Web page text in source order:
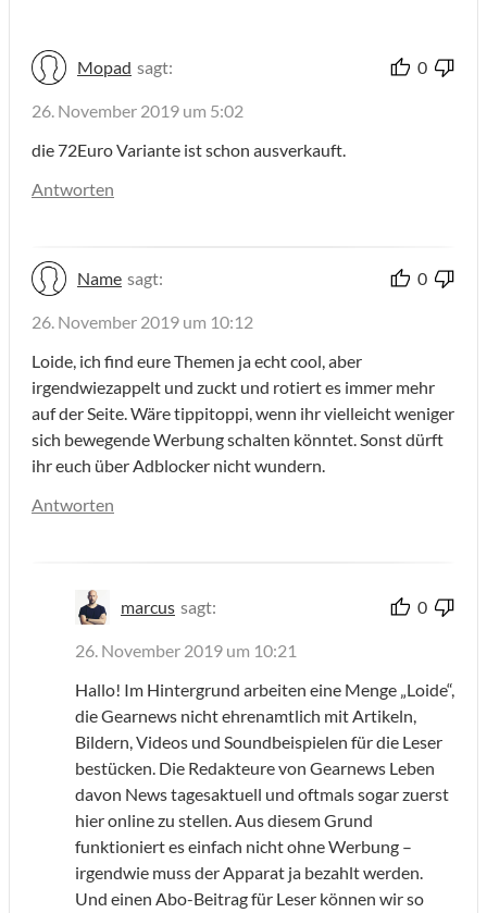
Mopad sagt: 0
26. November 2019 um 5:02
die 72Euro Variante ist schon ausverkauft.
Antworten
Name sagt: 0
26. November 2019 um 10:12
Loide, ich find eure Themen ja echt cool, aber
irgendwiezappelt und zuckt und rotiert es immer mehr
auf der Seite. Wäre tippitoppi, wenn ihr vielleicht weniger
sich bewegende Werbung schalten könntet. Sonst dürft
ihr euch über Adblocker nicht wundern.
Antworten
marcus sagt: 0
26. November 2019 um 10:21
Hallo! Im Hintergrund arbeiten eine Menge „Loide“,
die Gearnews nicht ehrenamtlich mit Artikeln,
Bildern, Videos und Soundbeispielen für die Leser
bestücken. Die Redakteure von Gearnews Leben
davon News tagesaktuell und oftmals sogar zuerst
hier online zu stellen. Aus diesem Grund
funktioniert es einfach nicht ohne Werbung –
irgendwie muss der Apparat ja bezahlt werden.
Und einen Abo-Beitrag für Leser können wir so